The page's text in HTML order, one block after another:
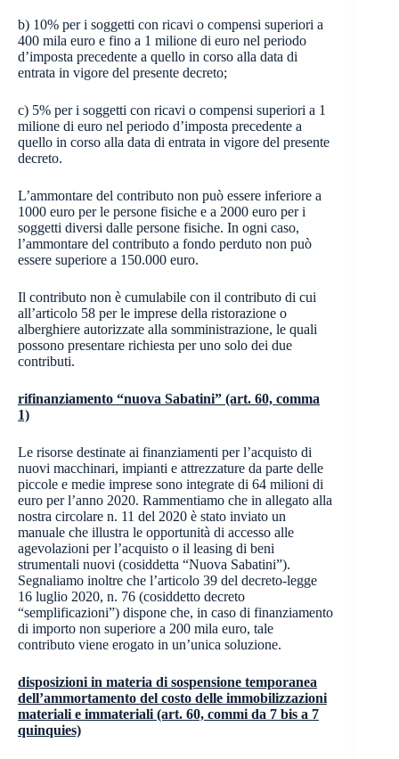
b) 10% per i soggetti con ricavi o compensi superiori a
400 mila euro e fino a 1 milione di euro nel periodo
d’imposta precedente a quello in corso alla data di
entrata in vigore del presente decreto;
c) 5% per i soggetti con ricavi o compensi superiori a 1
milione di euro nel periodo d’imposta precedente a
quello in corso alla data di entrata in vigore del presente
decreto.
L’ammontare del contributo non può essere inferiore a
1000 euro per le persone fisiche e a 2000 euro per i
soggetti diversi dalle persone fisiche. In ogni caso,
l’ammontare del contributo a fondo perduto non può
essere superiore a 150.000 euro.
Il contributo non è cumulabile con il contributo di cui
all’articolo 58 per le imprese della ristorazione o
alberghiere autorizzate alla somministrazione, le quali
possono presentare richiesta per uno solo dei due
contributi.
rifinanziamento “nuova Sabatini” (art. 60, comma
1)
Le risorse destinate ai finanziamenti per l’acquisto di
nuovi macchinari, impianti e attrezzature da parte delle
piccole e medie imprese sono integrate di 64 milioni di
euro per l’anno 2020. Rammentiamo che in allegato alla
nostra circolare n. 11 del 2020 è stato inviato un
manuale che illustra le opportunità di accesso alle
agevolazioni per l’acquisto o il leasing di beni
strumentali nuovi (cosiddetta “Nuova Sabatini”).
Segnaliamo inoltre che l’articolo 39 del decreto-legge
16 luglio 2020, n. 76 (cosiddetto decreto
“semplificazioni”) dispone che, in caso di finanziamento
di importo non superiore a 200 mila euro, tale
contributo viene erogato in un’unica soluzione.
disposizioni in materia di sospensione temporanea
dell’ammortamento del costo delle immobilizzazioni
materiali e immateriali (art. 60, commi da 7 bis a 7
quinquies)